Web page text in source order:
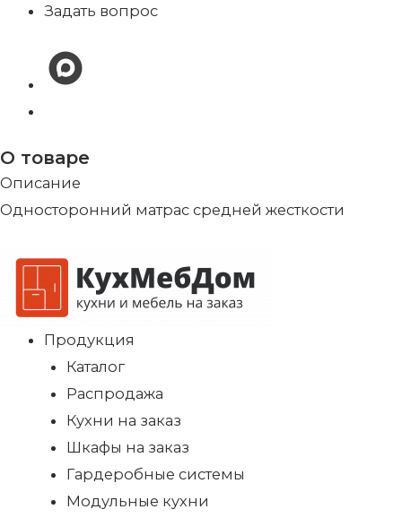
Задать вопрос
О товаре
Описание
Односторонний матрас средней жесткости
Продукция
Каталог
Распродажа
Кухни на заказ
Шкафы на заказ
Гардеробные системы
Модульные кухни